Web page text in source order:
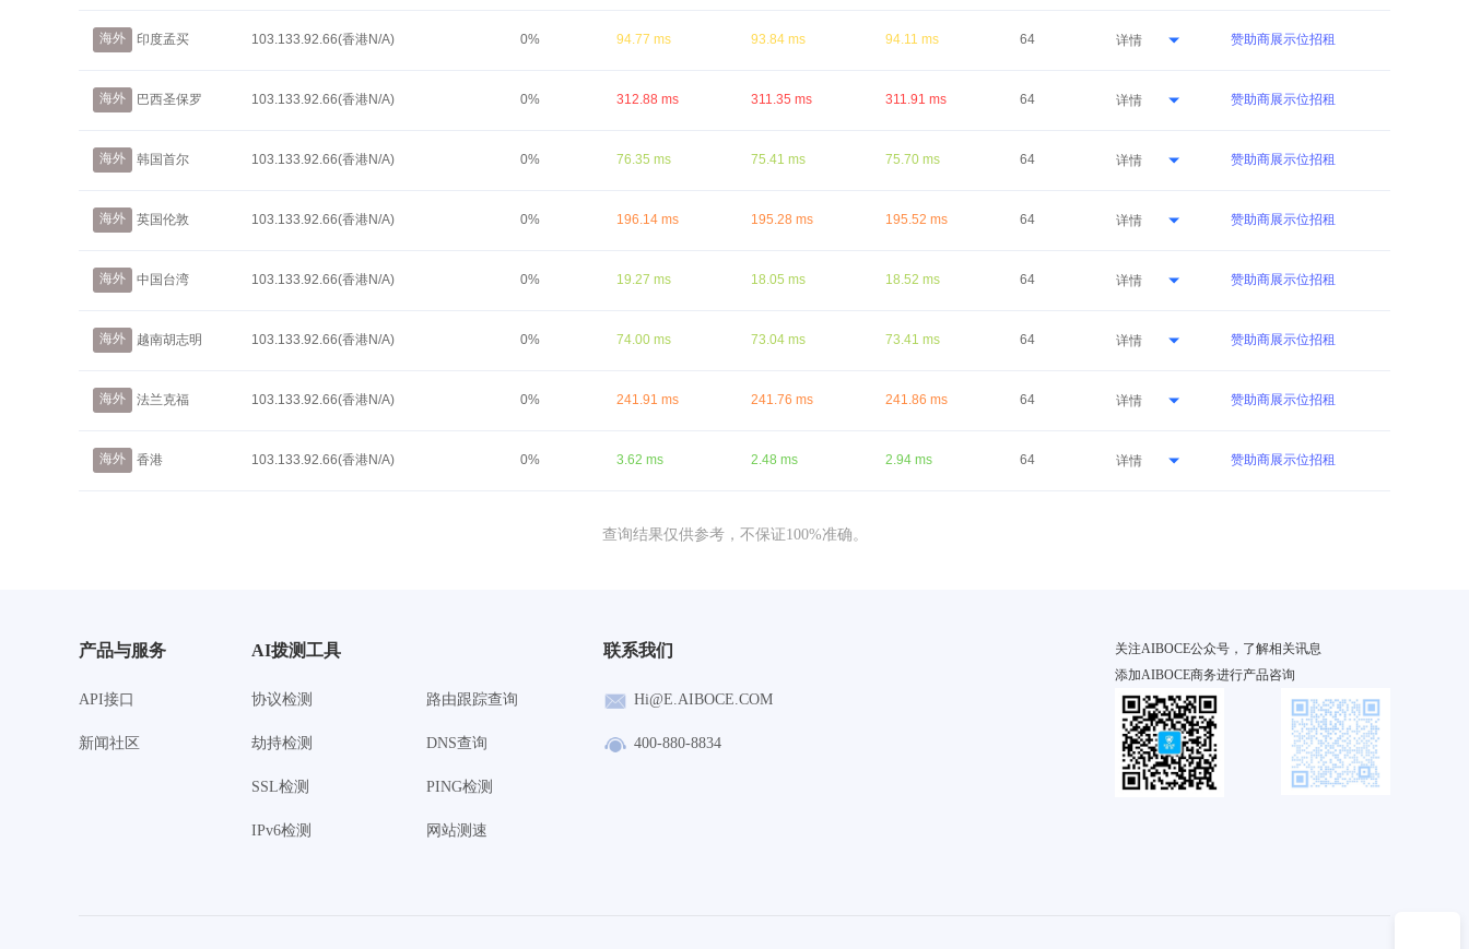
海外 印度孟买 103.133.92.66(香港N/A) 0% 94.77 ms 93.84 ms 94.11 ms 64 详情 赞助商展示位招租
海外 巴西圣保罗 103.133.92.66(香港N/A) 0% 312.88 ms 311.35 ms 311.91 ms 64 详情 赞助商展示位招租
海外 韩国首尔 103.133.92.66(香港N/A) 0% 76.35 ms 75.41 ms 75.70 ms 64 详情 赞助商展示位招租
海外 英国伦敦 103.133.92.66(香港N/A) 0% 196.14 ms 195.28 ms 195.52 ms 64 详情 赞助商展示位招租
海外 中国台湾 103.133.92.66(香港N/A) 0% 19.27 ms 18.05 ms 18.52 ms 64 详情 赞助商展示位招租
海外 越南胡志明 103.133.92.66(香港N/A) 0% 74.00 ms 73.04 ms 73.41 ms 64 详情 赞助商展示位招租
海外 法兰克福 103.133.92.66(香港N/A) 0% 241.91 ms 241.76 ms 241.86 ms 64 详情 赞助商展示位招租
海外 香港 103.133.92.66(香港N/A) 0% 3.62 ms 2.48 ms 2.94 ms 64 详情 赞助商展示位招租
查询结果仅供参考，不保证100%准确。
产品与服务
API接口
新闻社区
AI拨测工具
协议检测
劫持检测
SSL检测
IPv6检测
路由跟踪查询
DNS查询
PING检测
网站测速
联系我们
Hi@E.AIBOCE.COM
400-880-8834
关注AIBOCE公众号，了解相关讯息
添加AIBOCE商务进行产品咨询